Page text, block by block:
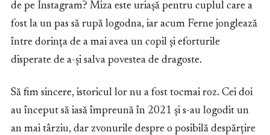
de pe Instagram? Miza este uriașă pentru cuplul care a
fost la un pas să rupă logodna, iar acum Ferne jonglează
între dorința de a mai avea un copil și eforturile
disperate de a-și salva povestea de dragoste.
Să fim sincere, istoricul lor nu a fost tocmai roz. Cei doi
au început să iasă împreună în 2021 și s-au logodit un
an mai târziu, dar zvonurile despre o posibilă despărțire